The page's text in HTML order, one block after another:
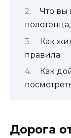
Что вы
Как
правила
Как
Дорога